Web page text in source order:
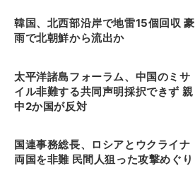
韓国、北西部沿岸で地雷15個回収 豪
雨で北朝鮮から流出か
太平洋諸島フォーラム、中国のミサ
イル非難する共同声明採択できず 親
中2か国が反対
国連事務総長、ロシアとウクライナ
両国を非難 民間人狙った攻撃めぐり